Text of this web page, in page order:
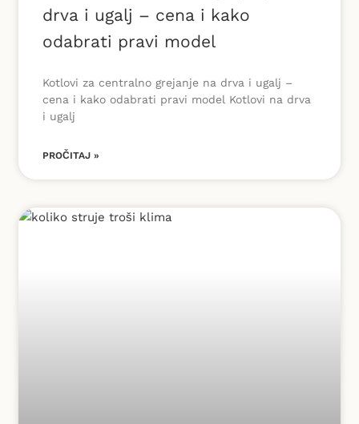
drva i ugalj – cena i kako
odabrati pravi model
Kotlovi za centralno grejanje na drva i ugalj –
cena i kako odabrati pravi model Kotlovi na drva
i ugalj
PROČITAJ »